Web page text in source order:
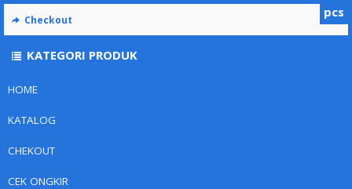
HOME
KATALOG
CHEKOUT
CEK ONGKIR
pcs
Checkout
KATEGORI PRODUK